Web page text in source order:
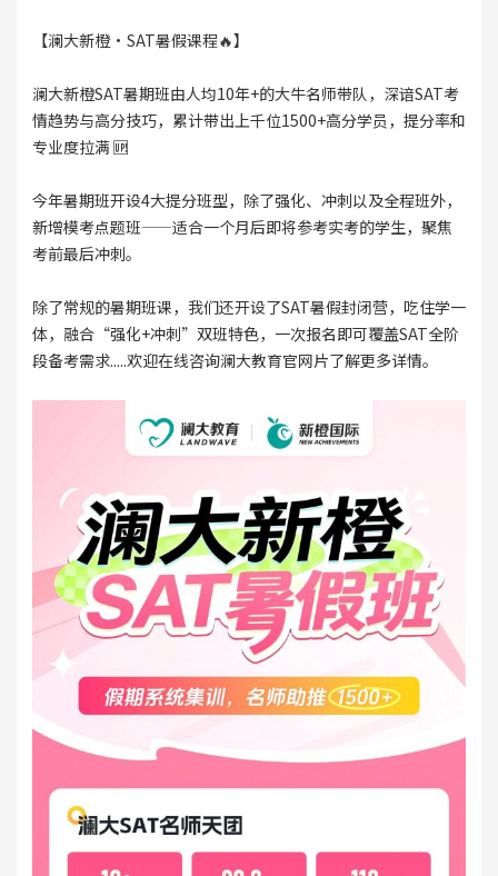
【澜大新橙·SAT暑假课程🔥】
澜大新橙SAT暑期班由人均10年+的大牛名师带队，深谙SAT考
情趋势与高分技巧，累计带出上千位1500+高分学员，提分率和
专业度拉满 🆙
今年暑期班开设4大提分班型，除了强化、冲刺以及全程班外，
新增模考点题班——适合一个月后即将参考实考的学生，聚焦
考前最后冲刺。
除了常规的暑期班课，我们还开设了SAT暑假封闭营，吃住学一
体，融合“强化+冲刺”双班特色，一次报名即可覆盖SAT全阶
段备考需求.....欢迎在线咨询澜大教育官网片了解更多详情。